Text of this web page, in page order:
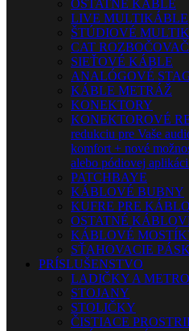
OSTATNÉ KÁBLE
LIVE MULTIKÁBLE
ŠTÚDIOVÉ
CAT
SIEŤOVÉ KÁBLE
ANALÓGOVÉ
KÁBLE METRÁŽ
KONEKTORY
KONEKTOROVÉ
redukciu pre Vaše
komfort + nové
alebo pódiovej
PATCHBAYE
KÁBLOVÉ BUBNY
KUFRE PRE
OSTATNÉ
KÁBLOVÉ
SŤAHOVACIE
PRÍSLUŠENSTVO
LADIČKY A
STOJANY
STOLIČKY
ČISTIACE